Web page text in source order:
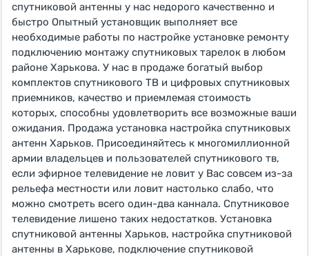
спутниковой антенны у нас недорого качественно и
быстро Опытный установщик выполняет все
необходимые работы по настройке установке ремонту
подключению монтажу спутниковых тарелок в любом
районе Харькова. У нас в продаже богатый выбор
комплектов спутникового ТВ и цифровых спутниковых
приемников, качество и приемлемая стоимость
которых, способны удовлетворить все возможные ваши
ожидания. Продажа установка настройка спутниковых
антенн Харьков. Присоединяйтесь к многомиллионной
армии владельцев и пользователей спутникового тв,
если эфирное телевидение не ловит у Вас совсем из-за
рельефа местности или ловит настолько слабо, что
можно смотреть всего один-два каннала. Спутниковое
телевидение лишено таких недостатков. Установка
спутниковой антенны Харьков, настройка спутниковой
антенны в Харькове, подключение спутниковой